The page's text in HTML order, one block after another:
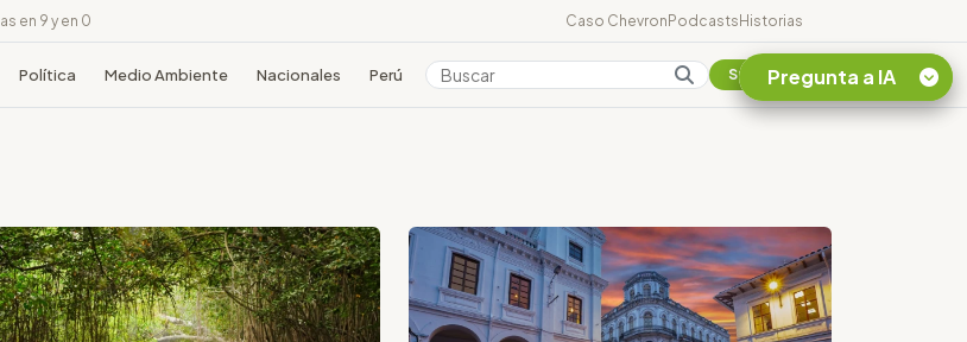
en 9 y en 0 Caso ChevronPodcastsHistorias
Política Medio Ambiente Nacionales Perú Colombia SuscribirsePregunta a IA
Listar destinos
turísticos de la
Amazonia Ecuatoriana
¿En que consiste la